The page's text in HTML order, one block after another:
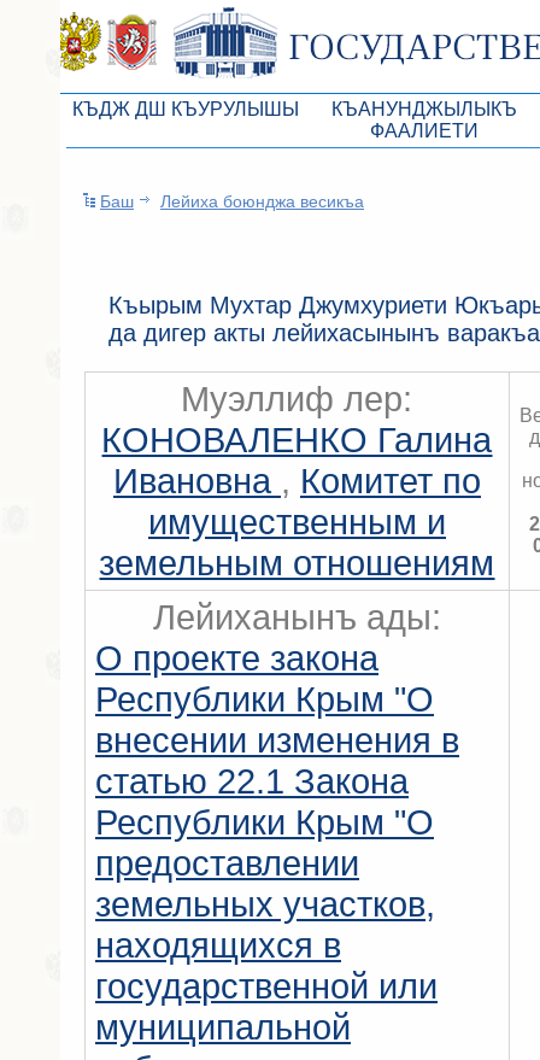
КЪДЖ ДШ КЪУРУЛЫШЫ
КъМДж ЮР Президиумы
КъМДж ЮР депутатлар фракциялары
КъМДж ЮР аппараты
Советники Председателя ГС РК
Управление делами ГС РК
КЪАНУНДЖЫЛЫКЪ
ФААЛИЕТИ
Бюджет Республики
Независимая
Информация
Схема
Статистика
Баш Лейиха боюнджа весикъа
Къырым Мухтар Джумхуриети
да дигер акты лейихасынынъ
Муэллиф лер:
КОНОВАЛЕНКО Галина
Ивановна , Комитет по
имущественным и
земельным отношениям
Лейиханынъ ады:
О проекте закона
Республики Крым "О
внесении изменения в
статью 22.1 Закона
Республики Крым "О
предоставлении
земельных участков,
находящихся в
государственной или
муниципальной